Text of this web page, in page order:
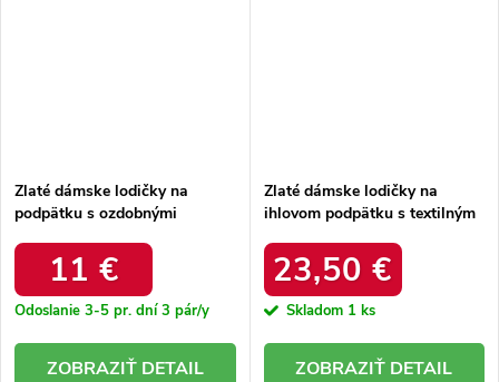
Zlaté dámske lodičky na
podpätku s ozdobnými
11 €
Odoslanie 3-5 pr. dní3 pár/y
DETAIL
Zlaté dámske lodičky na
ihlovom podpätku s textilným
vložkou, kód produktu SQC-
118 GOLD
23,50 €
Skladom 1 ks
DETAIL